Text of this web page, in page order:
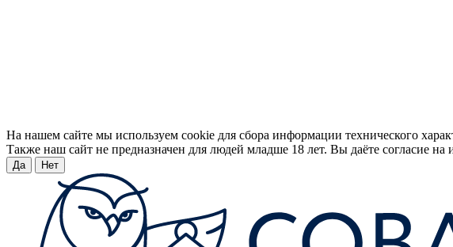
На нашем сайте мы используем cookie для сбора информации технического
Также наш сайт не предназначен для людей младше 18 лет. Вы даёте согласие
Да Нет